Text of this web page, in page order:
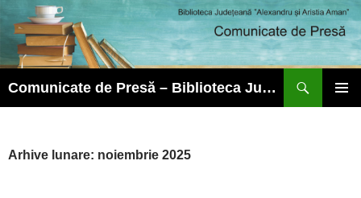
Comunicate de Presă – Biblioteca Județeană ”Alexandru și Aristia Aman”
Arhive lunare: noiembrie 2025